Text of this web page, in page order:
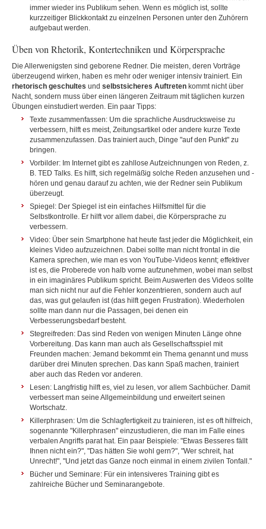
immer wieder ins Publikum sehen. Wenn es möglich ist, sollte
kurzzeitiger Blickkontakt zu einzelnen Personen unter den Zuhörern
aufgebaut werden.
Üben von Rhetorik, Kontertechniken und Körpersprache
Die Allerwenigsten sind geborene Redner. Die meisten, deren Vorträge
überzeugend wirken, haben es mehr oder weniger intensiv trainiert. Ein
rhetorisch geschultes und selbstsicheres Auftreten kommt nicht über
Nacht, sondern muss über einen längeren Zeitraum mit täglichen kurzen
Übungen einstudiert werden. Ein paar Tipps:
Texte zusammenfassen: Um die sprachliche Ausdrucksweise zu
verbessern, hilft es meist, Zeitungsartikel oder andere kurze Texte
zusammenzufassen. Das trainiert auch, Dinge "auf den Punkt" zu
bringen.
Vorbilder: Im Internet gibt es zahllose Aufzeichnungen von Reden, z.
B. TED Talks. Es hilft, sich regelmäßig solche Reden anzusehen und -
hören und genau darauf zu achten, wie der Redner sein Publikum
überzeugt.
Spiegel: Der Spiegel ist ein einfaches Hilfsmittel für die
Selbstkontrolle. Er hilft vor allem dabei, die Körpersprache zu
verbessern.
Video: Über sein Smartphone hat heute fast jeder die Möglichkeit, ein
kleines Video aufzuzeichnen. Dabei sollte man nicht frontal in die
Kamera sprechen, wie man es von YouTube-Videos kennt; effektiver
ist es, die Proberede von halb vorne aufzunehmen, wobei man selbst
in ein imaginäres Publikum spricht. Beim Auswerten des Videos sollte
man sich nicht nur auf die Fehler konzentrieren, sondern auch auf
das, was gut gelaufen ist (das hilft gegen Frustration). Wiederholen
sollte man dann nur die Passagen, bei denen ein
Verbesserungsbedarf besteht.
Stegreifreden: Das sind Reden von wenigen Minuten Länge ohne
Vorbereitung. Das kann man auch als Gesellschaftsspiel mit
Freunden machen: Jemand bekommt ein Thema genannt und muss
darüber drei Minuten sprechen. Das kann Spaß machen, trainiert
aber auch das Reden vor anderen.
Lesen: Langfristig hilft es, viel zu lesen, vor allem Sachbücher. Damit
verbessert man seine Allgemeinbildung und erweitert seinen
Wortschatz.
Killerphrasen: Um die Schlagfertigkeit zu trainieren, ist es oft hilfreich,
sogenannte "Killerphrasen" einzustudieren, die man im Falle eines
verbalen Angriffs parat hat. Ein paar Beispiele: "Etwas Besseres fällt
Ihnen nicht ein?", "Das hätten Sie wohl gern?", "Wer schreit, hat
Unrecht!", "Und jetzt das Ganze noch einmal in einem zivilen Tonfall."
Bücher und Seminare: Für ein intensiveres Training gibt es
zahlreiche Bücher und Seminarangebote.